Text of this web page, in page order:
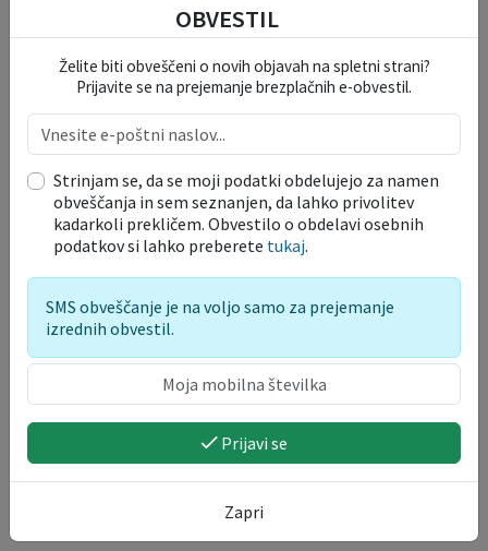
GOSPODARSTVO
DOGODKI, PRIREDITVE IN
UPORABA JAVNIH POVRŠIN
DRUŽBENE IN SOCIALNE
DEJAVNOSTI
SPLOŠNE VLOGE
CESTE
VARSTVO OSEBNIH PODATKOV
OBVESTIL
Želite biti obveščeni o novih objavah na spletni strani?
Prijavite se na prejemanje brezplačnih e-obvestil.
Strinjam se, da se moji podatki obdelujejo za namen
obveščanja in sem seznanjen, da lahko privolitev
kadarkoli prekličem. Obvestilo o obdelavi osebnih
podatkov si lahko preberete tukaj.
SMS obveščanje je na voljo samo za prejemanje
izrednih obvestil.
Prijavi se
Zapri